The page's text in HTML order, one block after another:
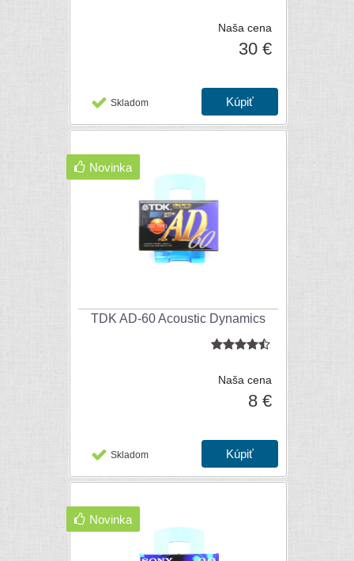
Naša cena
30 €
Skladom
TDK AD-60 Acoustic Dynamics
Naša cena
8 €
Skladom
Novinka
Novinka